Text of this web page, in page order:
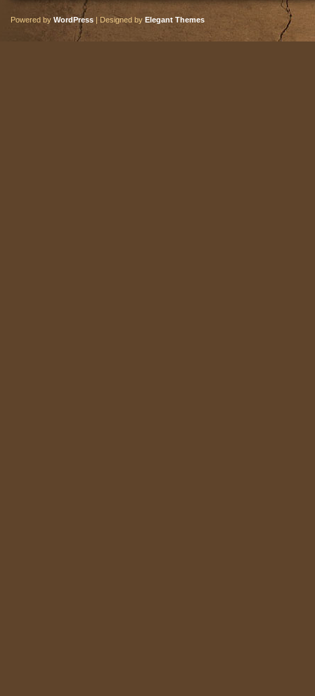
Powered by WordPress | Designed by Elegant Themes